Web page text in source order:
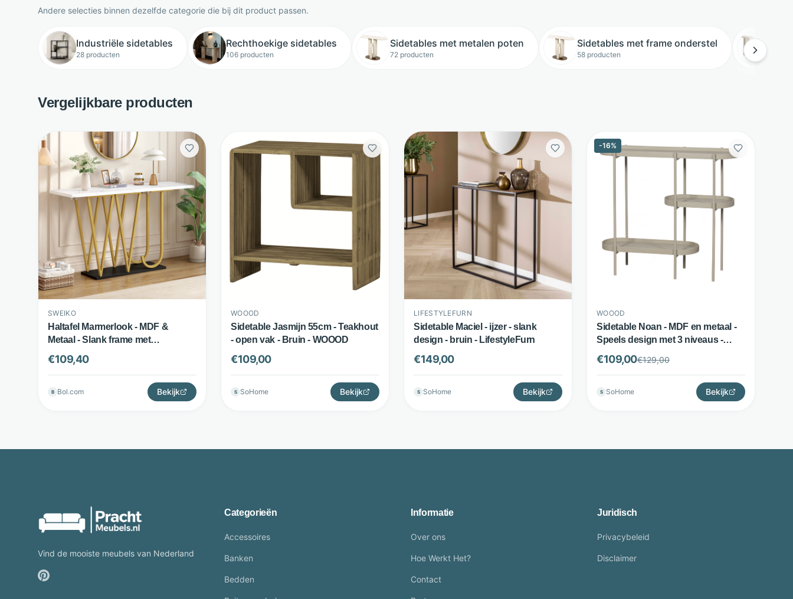
Andere selecties binnen dezelfde categorie die bij dit product passen.
Industriële sidetables
28 producten
Rechthoekige sidetables
106 producten
Sidetables met metalen poten
72 producten
Sidetables met frame onderstel
58 producten
Vergelijkbare producten
SWEIKO
Haltafel Marmerlook - MDF &
Metaal - Slank frame met
marmerlook blad - Wit Goud -
Sweiko
€109,40
B Bol.com Bekijk
WOOOD
Sidetable Jasmijn 55cm - Teakhout
- open vak - Bruin - WOOOD
€109,00
S SoHome Bekijk
LIFESTYLEFURN
Sidetable Maciel - ijzer - slank
design - bruin - LifestyleFurn
€149,00
S SoHome Bekijk
-16%
WOOOD
Sidetable Noan - MDF en metaal -
Speels design met 3 niveaus -
Beige - WOOOD
€109,00€129,00
S SoHome Bekijk
Vind de mooiste meubels van Nederland
Categorieën
Accessoires
Banken
Bedden
Informatie
Over ons
Hoe Werkt Het?
Contact
Juridisch
Privacybeleid
Disclaimer